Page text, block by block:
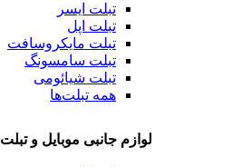
تبلت ایسر
تبلت اپل
تبلت‌ مایکروسافت
تبلت‌ سامسونگ
تبلت شیائومی
همه تبلت‌ها
لوازم جانبی موبایل و تبلت